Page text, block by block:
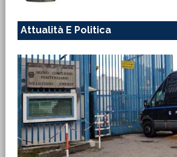
Attualità E Politica